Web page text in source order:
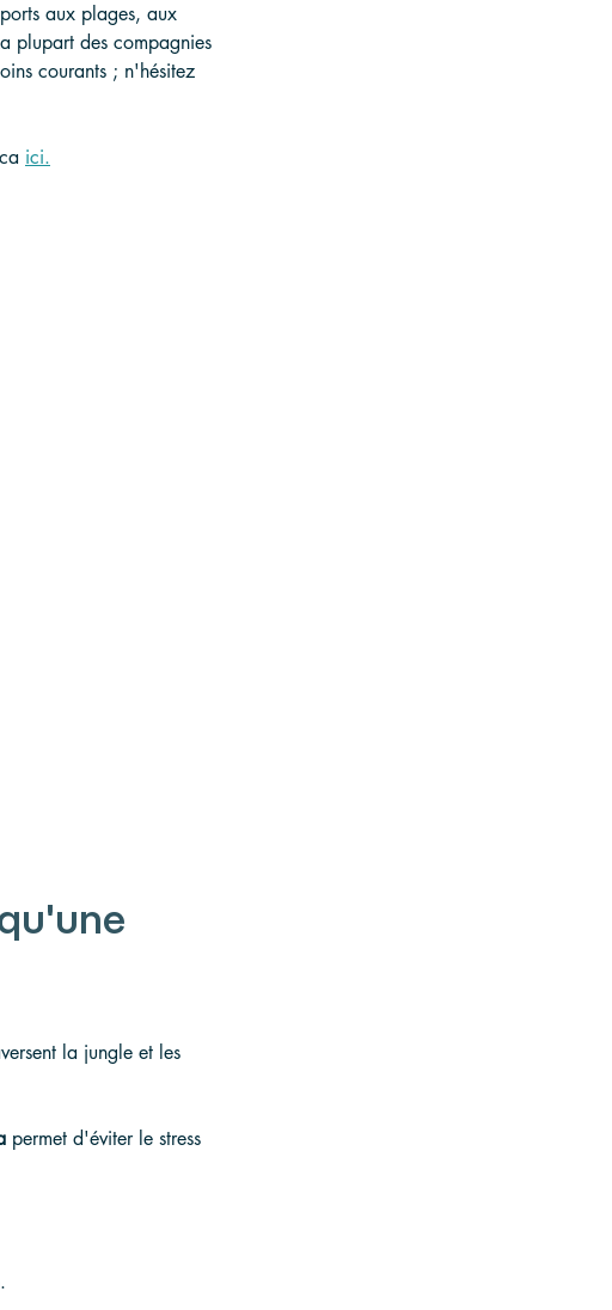
aux plages, aux
plupart des compagnies
courants ; n'hésitez
ici.
la jungle et les
permet d'éviter le stress